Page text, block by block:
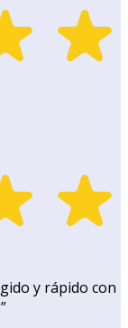
y rápido con
”